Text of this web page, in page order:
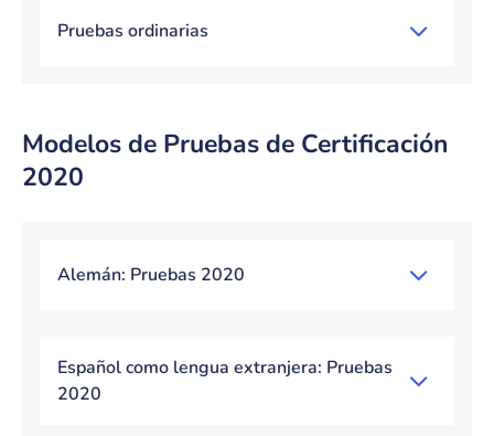
Pruebas ordinarias
Modelos de Pruebas de Certificación
2020
Alemán: Pruebas 2020
Español como lengua extranjera: Pruebas
2020